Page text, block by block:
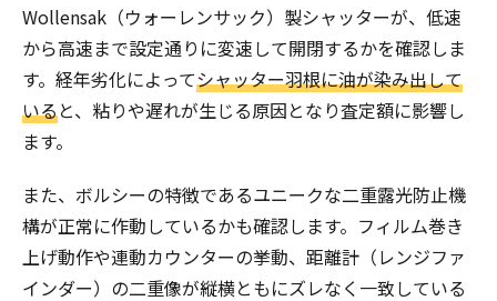
Wollensak（ウォーレンサック）製シャッターが、低速
から高速まで設定通りに変速して開閉するかを確認しま
す。経年劣化によってシャッター羽根に油が染み出して
いると、粘りや遅れが生じる原因となり査定額に影響し
ます。
また、ボルシーの特徴であるユニークな二重露光防止機
構が正常に作動しているかも確認します。フィルム巻き
上げ動作や連動カウンターの挙動、距離計（レンジファ
インダー）の二重像が縦横ともにズレなく一致している